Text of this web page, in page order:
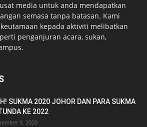
media untuk anda mendapatkan
semasa tanpa batasan. Kami
kepada aktiviti melibatkan
penganjuran acara, sukan,
SUKMA 2020 JOHOR DAN PARA SUKMA
KE 2022
9, 2020